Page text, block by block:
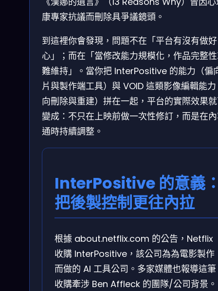
康專家抗議而刪除具爭議鏡頭。
到這裡你會發現，問題不在「平台有沒有做好
心」；而在「當修改能力規模化，作品完整
難維持」。當你把 InterPositive 的能力（偏
片與製作端工具）與 VOID 這類影像編輯能
向刪除與重建）拼在一起，平台的實際效果
變成：不只在上映前做一次性修訂，而是在
通時持續調整。
InterPositive 的意義
把後製控制更往內拉
根據 about.netflix.com 的公告，Netflix
收購 InterPositive，該公司為為電影製作
而做的 AI 工具公司。多家媒體也報導這筆
收購牽涉 Ben Affleck 的團隊/公司背景。